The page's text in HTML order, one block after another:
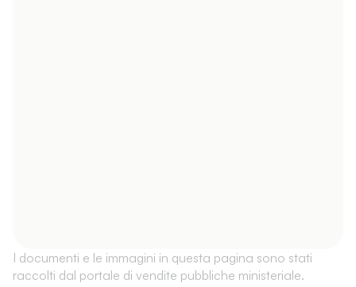
I documenti e le immagini in questa pagina sono stati
raccolti dal portale di vendite pubbliche ministeriale.